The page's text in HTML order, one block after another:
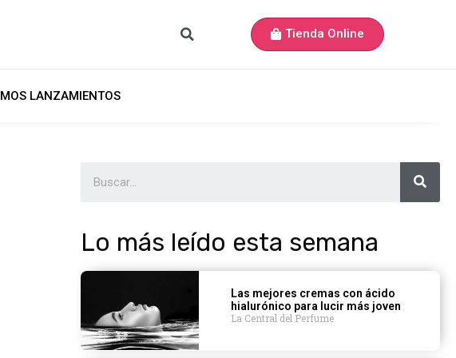
Tienda Online
LANZAMIENTOS
Lo más leído esta semana
Las mejores cremas con ácido
hialurónico para lucir más joven
La Central del Perfume